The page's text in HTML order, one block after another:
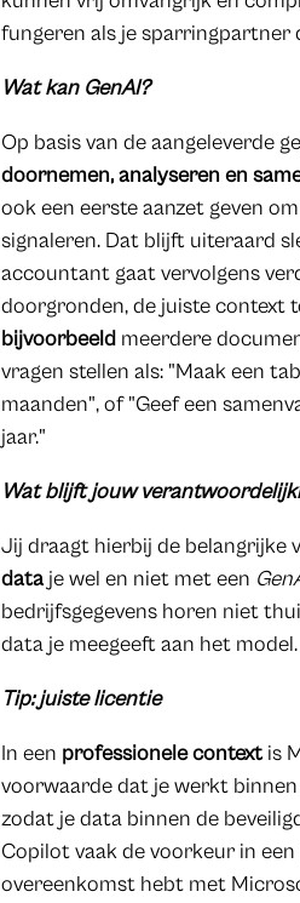
fungeren als je sparringpartner
Wat kan GenAI?
Op basis van de aangeleverde
doornemen, analyseren en
ook een eerste aanzet geven
signaleren. Dat blijft uiteraard
accountant gaat vervolgens
doorgronden, de juiste context
bijvoorbeeld meerdere
vragen stellen als: "Maak een
maanden", of "Geef een
jaar."
Wat blijft jouw
Jij draagt hierbij de belangrijke
data je wel en niet met een
bedrijfsgegevens horen niet
data je meegeeft aan het model.
Tip: juiste licentie
In een professionele context is
voorwaarde dat je werkt
zodat je data binnen de
Copilot vaak de voorkeur in
overeenkomst hebt met